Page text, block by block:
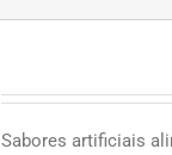
Sabores artificiais